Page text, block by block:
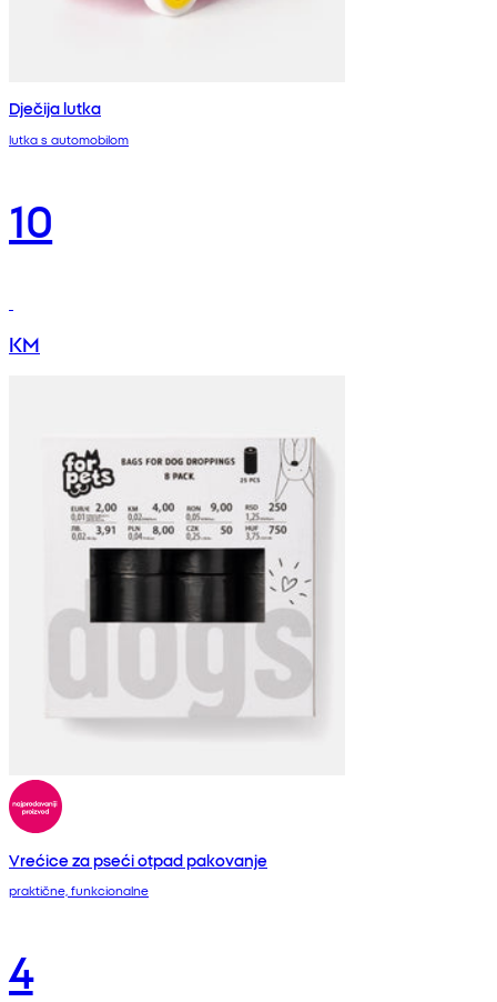
Dječija lutka
lutka s automobilom
10
KM
Vrećice za pseći otpad pakovanje
praktične, funkcionalne
4